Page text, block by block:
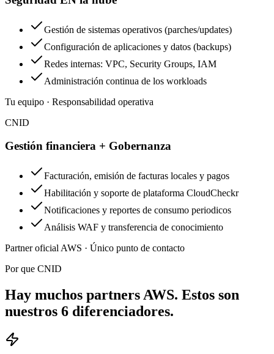
Gestión de sistemas operativos (parches/updates)
Configuración de aplicaciones y datos (backups)
Redes internas: VPC, Security Groups, IAM
Administración continua de los workloads
Tu equipo · Responsabilidad operativa
CNID
Gestión financiera + Gobernanza
Facturación, emisión de facturas locales y pagos
Habilitación y soporte de plataforma CloudCheckr
Notificaciones y reportes de consumo periodicos
Análisis WAF y transferencia de conocimiento
Partner oficial AWS · Único punto de contacto
Por que CNID
Hay muchos partners AWS. Estos son
nuestros 6 diferenciadores.